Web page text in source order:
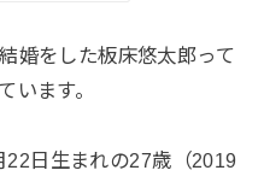
婚をした板床悠太郎って
います。
日生まれの27歳（2019